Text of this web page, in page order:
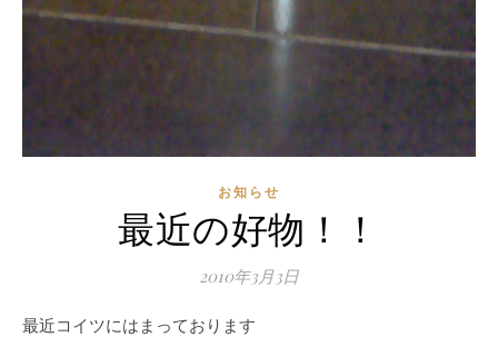
お知らせ
最近の好物！！
2010年3月3日
最近コイツにはまっております